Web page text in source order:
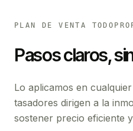
PLAN DE VENTA
Pasos claros,
Lo aplicamos en
tasadores dirigen a la
sostener precio eficiente